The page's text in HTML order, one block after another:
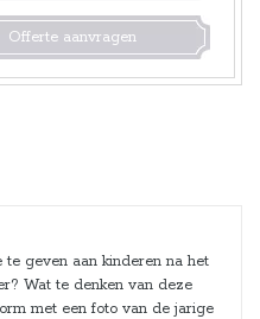
Offerte aanvragen
geven aan kinderen na het
Wat te denken van deze
met een foto van de jarige